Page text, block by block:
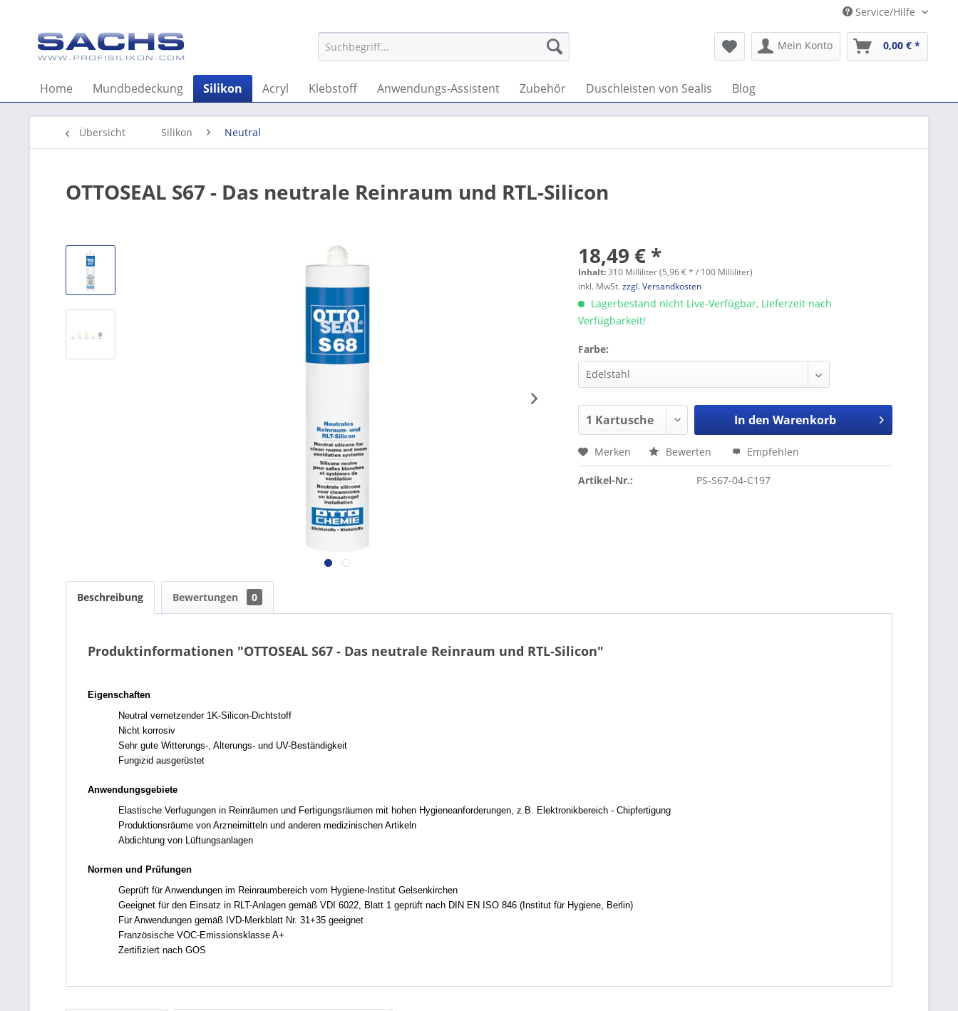
Service/Hilfe
Mein Konto 0,00 € *
Home Mundbedeckung Silikon Acryl Klebstoff Anwendungs-Assistent Zubehör Duschleisten von Sealis Blog
Übersicht Silikon Neutral
OTTOSEAL S67 - Das neutrale Reinraum und RTL-Silicon
18,49 € *
Inhalt:310 Milliliter (5,96 € * / 100 Milliliter)
inkl. MwSt.zzgl. Versandkosten
Lagerbestand nicht Live-Verfügbar, Lieferzeit nach
Verfügbarkeit!
Farbe:
In den Warenkorb
Merken Bewerten Empfehlen
Artikel-Nr.: PS-S67-04-C197
Beschreibung Bewertungen 0
Produktinformationen "OTTOSEAL S67 - Das neutrale Reinraum und RTL-Silicon"
Eigenschaften
Neutral vernetzender 1K-Silicon-Dichtstoff
Nicht korrosiv
Sehr gute Witterungs-, Alterungs- und UV-Beständigkeit
Fungizid ausgerüstet
Anwendungsgebiete
Elastische Verfugungen in Reinräumen und Fertigungsräumen mit hohen Hygieneanforderungen, z.B. Elektronikbereich - Chipfertigung
Produktionsräume von Arzneimitteln und anderen medizinischen Artikeln
Abdichtung von Lüftungsanlagen
Normen und Prüfungen
Geprüft für Anwendungen im Reinraumbereich vom Hygiene-Institut Gelsenkirchen
Geeignet für den Einsatz in RLT-Anlagen gemäß VDI 6022, Blatt 1 geprüft nach DIN EN ISO 846 (Institut für Hygiene, Berlin)
Für Anwendungen gemäß IVD-Merkblatt Nr. 31+35 geeignet
Französische VOC-Emissionsklasse A+
Zertifiziert nach GOS